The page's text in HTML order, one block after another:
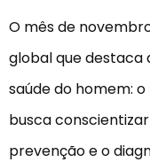
O mês de
global que destaca
saúde do homem: o
busca
prevenção e o